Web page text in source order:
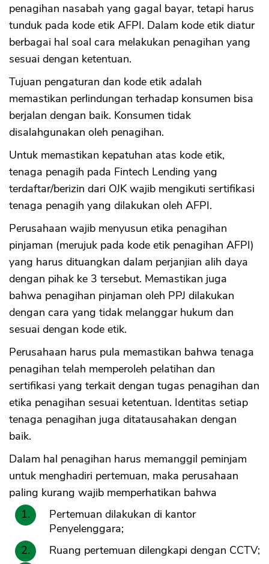
penagihan nasabah yang gagal bayar, tetapi harus
tunduk pada kode etik AFPI. Dalam kode etik diatur
berbagai hal soal cara melakukan penagihan yang
sesuai dengan ketentuan.
Tujuan pengaturan dan kode etik adalah
memastikan perlindungan terhadap konsumen bisa
berjalan dengan baik. Konsumen tidak
disalahgunakan oleh penagihan.
Untuk memastikan kepatuhan atas kode etik,
tenaga penagih pada Fintech Lending yang
terdaftar/berizin dari OJK wajib mengikuti sertifikasi
tenaga penagih yang dilakukan oleh AFPI.
Perusahaan wajib menyusun etika penagihan
pinjaman (merujuk pada kode etik penagihan AFPI)
yang harus dituangkan dalam perjanjian alih daya
dengan pihak ke 3 tersebut. Memastikan juga
bahwa penagihan pinjaman oleh PPJ dilakukan
dengan cara yang tidak melanggar hukum dan
sesuai dengan kode etik.
Perusahaan harus pula memastikan bahwa tenaga
penagihan telah memperoleh pelatihan dan
sertifikasi yang terkait dengan tugas penagihan dan
etika penagihan sesuai ketentuan. Identitas setiap
tenaga penagihan juga ditatausahakan dengan
baik.
Dalam hal penagihan harus memanggil peminjam
untuk menghadiri pertemuan, maka perusahaan
paling kurang wajib memperhatikan bahwa
Pertemuan dilakukan di kantor
Penyelenggara;
Ruang pertemuan dilengkapi dengan CCTV;